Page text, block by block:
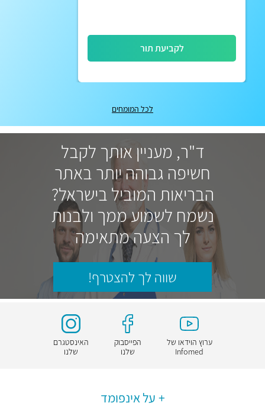
לקביעת תור
לכל המומחים
ד"ר, מעניין אותך לקבל
חשיפה גבוהה יותר באתר
הבריאות המוביל בישראל?
נשמח לשמוע ממך ולבנות
לך הצעה מתאימה
שווה לך להצטרף!
ערוץ הוידאו של
Infomed
הפייסבוק
שלנו
האינסטגרם
שלנו
על אינפומד